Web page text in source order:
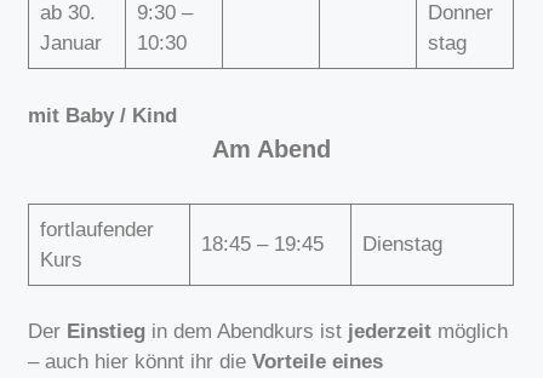
ab 30.
Januar
9:30 –
10:30
Donner
stag
mit Baby / Kind
Am Abend
fortlaufender
Kurs
18:45 – 19:45 Dienstag
Der Einstieg in dem Abendkurs ist jederzeit möglich
– auch hier könnt ihr dieVorteile eines